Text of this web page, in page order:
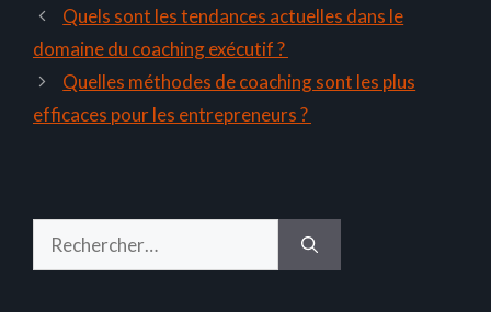
Quels sont les tendances actuelles dans le
domaine du coaching exécutif ?
Quelles méthodes de coaching sont les plus
efficaces pour les entrepreneurs ?